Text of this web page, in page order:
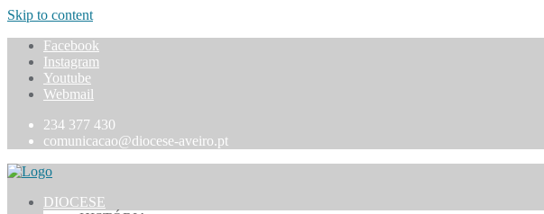
Skip to content
Facebook
Instagram
Youtube
Webmail
234 377 430
comunicacao@diocese-aveiro.pt
DIOCESE